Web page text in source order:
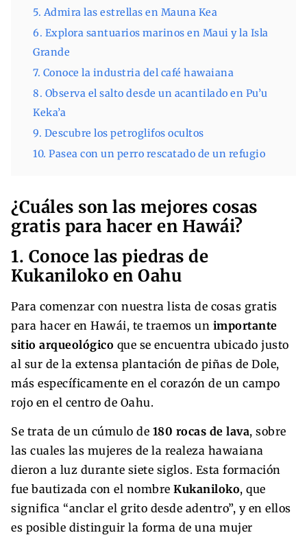
5. Admira las estrellas en Mauna Kea
6. Explora santuarios marinos en Maui y la Isla
Grande
7. Conoce la industria del café hawaiana
8. Observa el salto desde un acantilado en Pu’u
Keka’a
9. Descubre los petroglifos ocultos
10. Pasea con un perro rescatado de un refugio
¿Cuáles son las mejores cosas
gratis para hacer en Hawái?
1. Conoce las piedras de
Kukaniloko en Oahu
Para comenzar con nuestra lista de cosas gratis
para hacer en Hawái, te traemos un importante
sitio arqueológico que se encuentra ubicado justo
al sur de la extensa plantación de piñas de Dole,
más específicamente en el corazón de un campo
rojo en el centro de Oahu.
Se trata de un cúmulo de 180 rocas de lava, sobre
las cuales las mujeres de la realeza hawaiana
dieron a luz durante siete siglos. Esta formación
fue bautizada con el nombre Kukaniloko, que
significa “anclar el grito desde adentro”, y en ellos
es posible distinguir la forma de una mujer